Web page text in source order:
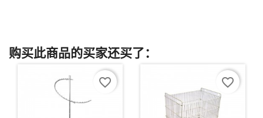
购买此商品的买家还买了：
favorite_border favorite_border